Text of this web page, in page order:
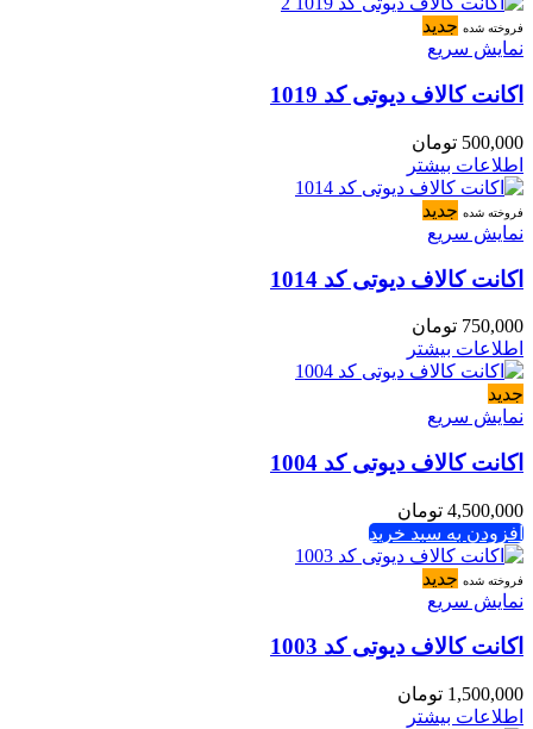
فروخته شده جدید
نمایش سریع
اکانت کالاف دیوتی کد 1019
500,000 تومان
اطلاعات بیشتر
فروخته شده جدید
نمایش سریع
اکانت کالاف دیوتی کد 1014
750,000 تومان
اطلاعات بیشتر
جدید
نمایش سریع
اکانت کالاف دیوتی کد 1004
4,500,000 تومان
افزودن به سبد خرید
فروخته شده جدید
نمایش سریع
اکانت کالاف دیوتی کد 1003
1,500,000 تومان
اطلاعات بیشتر